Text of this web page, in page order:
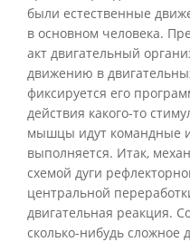
были естественные
в основном человека.
акт двигательный
движению в
фиксируется его
действия какого-то
мышцы идут командные
выполняется. Итак,
схемой дуги
центральной
двигательная реакция.
сколько-нибудь сложное